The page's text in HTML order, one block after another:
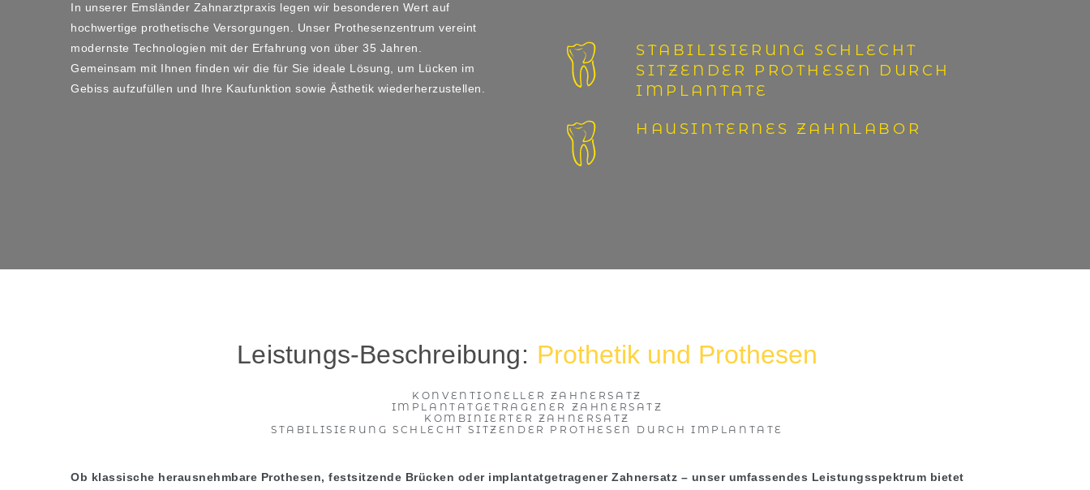
In unserer Emsländer Zahnarztpraxis legen wir besonderen Wert auf
hochwertige prothetische Versorgungen. Unser Prothesenzentrum vereint
modernste Technologien mit der Erfahrung von über 35 Jahren.
Gemeinsam mit Ihnen finden wir die für Sie ideale Lösung, um Lücken im
Gebiss aufzufüllen und Ihre Kaufunktion sowie Ästhetik wiederherzustellen.
STABILISIERUNG SCHLECHT
SITZENDER PROTHESEN DURCH
IMPLANTATE
HAUSINTERNES ZAHNLABOR
Leistungs-Beschreibung: Prothetik und Prothesen
KONVENTIONELLER ZAHNERSATZ
IMPLANTATGETRAGENER ZAHNERSATZ
KOMBINIERTER ZAHNERSATZ
STABILISIERUNG SCHLECHT SITZENDER PROTHESEN DURCH IMPLANTATE
Ob klassische herausnehmbare Prothesen, festsitzende Brücken oder implantatgetragener Zahnersatz – unser umfassendes Leistungsspektrum bietet